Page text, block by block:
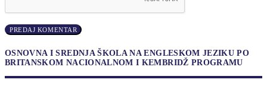
OSNOVNA I SREDNJA ŠKOLA NA ENGLESKOM JEZIKU PO
BRITANSKOM NACIONALNOM I KEMBRIDŽ PROGRAMU